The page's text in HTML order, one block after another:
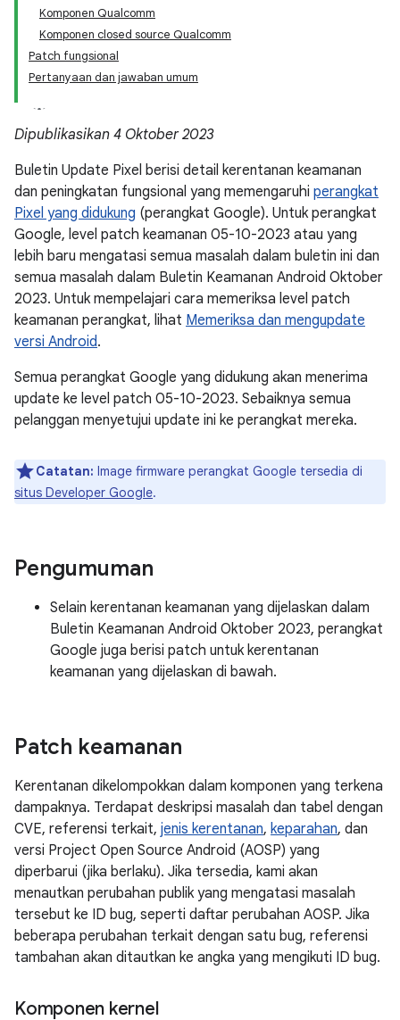
Komponen Qualcomm
Komponen closed source Qualcomm
Patch fungsional
Pertanyaan dan jawaban umum
Dipublikasikan 4 Oktober 2023
Buletin Update Pixel berisi detail kerentanan keamanan
dan peningkatan fungsional yang memengaruhi perangkat
Pixel yang didukung (perangkat Google). Untuk perangkat
Google, level patch keamanan 05-10-2023 atau yang
lebih baru mengatasi semua masalah dalam buletin ini dan
semua masalah dalam Buletin Keamanan Android Oktober
2023. Untuk mempelajari cara memeriksa level patch
keamanan perangkat, lihat Memeriksa dan mengupdate
versi Android.
Semua perangkat Google yang didukung akan menerima
update ke level patch 05-10-2023. Sebaiknya semua
pelanggan menyetujui update ini ke perangkat mereka.
Catatan: Image firmware perangkat Google tersedia di
situs Developer Google.
Pengumuman
Selain kerentanan keamanan yang dijelaskan dalam
Buletin Keamanan Android Oktober 2023, perangkat
Google juga berisi patch untuk kerentanan
keamanan yang dijelaskan di bawah.
Patch keamanan
Kerentanan dikelompokkan dalam komponen yang terkena
dampaknya. Terdapat deskripsi masalah dan tabel dengan
CVE, referensi terkait, jenis kerentanan, keparahan, dan
versi Project Open Source Android (AOSP) yang
diperbarui (jika berlaku). Jika tersedia, kami akan
menautkan perubahan publik yang mengatasi masalah
tersebut ke ID bug, seperti daftar perubahan AOSP. Jika
beberapa perubahan terkait dengan satu bug, referensi
tambahan akan ditautkan ke angka yang mengikuti ID bug.
Komponen kernel